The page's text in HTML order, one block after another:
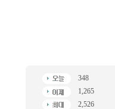
348
1,265
2,526